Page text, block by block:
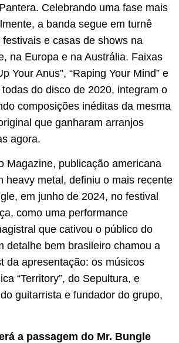
Celebrando uma fase mais
a banda segue em turnê
e casas de shows na
na Europa e na Austrália. Faixas
Your Anus”, “Raping Your Mind” e
todas do disco de 2020, integram o
composições inéditas da mesma
que ganharam arranjos
agora.
Magazine, publicação americana
heavy metal, definiu o mais recente
em junho de 2024, no festival
como uma performance
que cativou o público do
detalhe bem brasileiro chamou a
da apresentação: os músicos
“Territory”, do Sepultura, e
guitarrista e fundador do grupo,
a passagem do Mr. Bungle